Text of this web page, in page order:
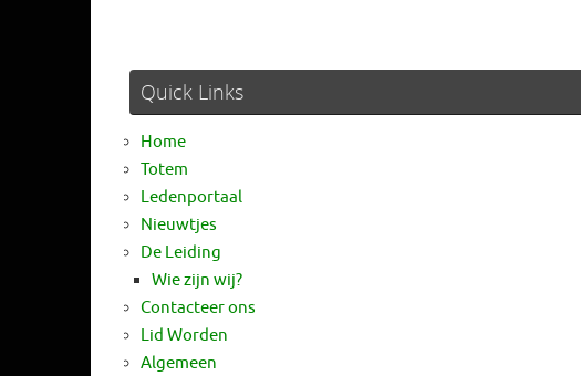
Quick Links
Home
Totem
Ledenportaal
Nieuwtjes
De Leiding
Wie zijn wij?
Contacteer ons
Lid Worden
Algemeen